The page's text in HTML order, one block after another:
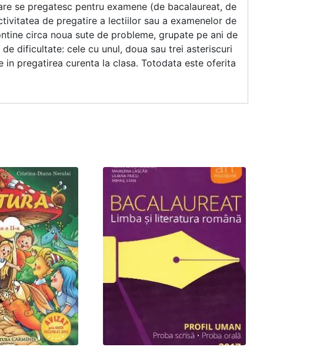
se pregatesc pentru examene (de bacalaureat, de
de pregatire a lectiilor sau a examenelor de
circa noua sute de probleme, grupate pe ani de
dificultate: cele cu unul, doua sau trei asteriscuri
pregatirea curenta la clasa. Totodata este oferita